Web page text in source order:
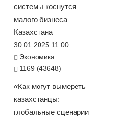
системы коснутся
малого бизнеса
Казахстана
30.01.2025 11:00
Экономика
1169 (43648)
«Как могут вымереть
казахстанцы:
глобальные сценарии